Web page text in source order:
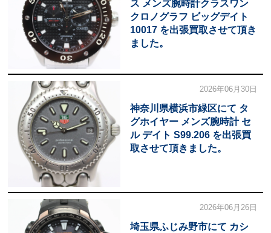
ス メンズ腕時計クラスワン
クロノグラフ ビッグデイト
10017 を出張買取させて頂き
ました。
2026年06月30日
神奈川県横浜市緑区にて タ
グホイヤー メンズ腕時計 セ
ル デイト S99.206 を出張買
取させて頂きました。
2026年06月26日
埼玉県ふじみ野市にて カシ